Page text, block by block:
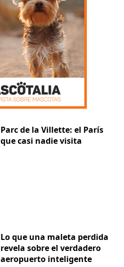
Parc de la Villette: el París
que casi nadie visita
Lo que una maleta perdida
revela sobre el verdadero
aeropuerto inteligente